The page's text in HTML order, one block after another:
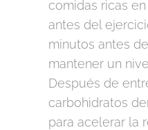
comidas ricas
antes del
minutos antes
mantener un
Después de
carbohidratos
para acelerar la